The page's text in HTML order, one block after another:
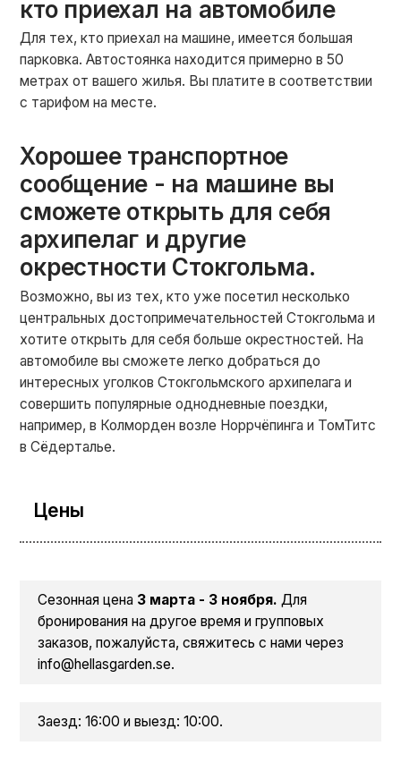
кто приехал на автомобиле
Для тех, кто приехал на машине, имеется большая
парковка. Автостоянка находится примерно в 50
метрах от вашего жилья. Вы платите в соответствии
с тарифом на месте.
Хорошее транспортное
сообщение - на машине вы
сможете открыть для себя
архипелаг и другие
окрестности Стокгольма.
Возможно, вы из тех, кто уже посетил несколько
центральных достопримечательностей Стокгольма и
хотите открыть для себя больше окрестностей. На
автомобиле вы сможете легко добраться до
интересных уголков Стокгольмского архипелага и
совершить популярные однодневные поездки,
например, в Колморден возле Норрчёпинга и ТомТитс
в Сёдерталье.
Цены
Сезонная цена 3 марта - 3 ноября. Для
бронирования на другое время и групповых
заказов, пожалуйста, свяжитесь с нами через
info@hellasgarden.se.
Заезд: 16:00 и выезд: 10:00.